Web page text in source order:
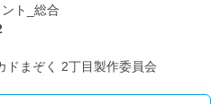
ト_総合
ドまぞく 2丁目製作委員会